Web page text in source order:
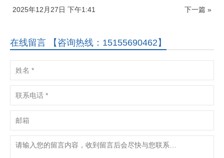
下一篇 »
2025年12月27日 下午1:41
在线留言 【咨询热线：15155690462】